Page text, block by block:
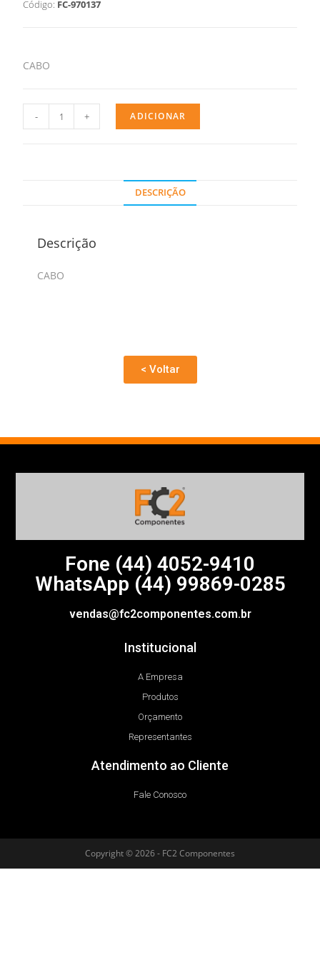
Código: FC-970137
CABO
- + ADICIONAR
DESCRIÇÃO
Descrição
CABO
< Voltar
Fone (44) 4052-9410
WhatsApp (44) 99869-0285
vendas@fc2componentes.com.br
Institucional
A Empresa
Produtos
Orçamento
Representantes
Atendimento ao Cliente
Fale Conosco
Copyright © 2026 - FC2 Componentes